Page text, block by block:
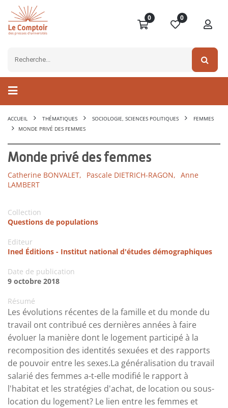
0 0
ACCUEIL THÉMATIQUES SOCIOLOGIE, SCIENCES POLITIQUES
FEMMES
MONDE PRIVÉ DES FEMMES
Monde privé des femmes
Catherine BONVALET, Pascale DIETRICH-RAGON, Anne
LAMBERT
Collection
Questions de populations
Editeur
Ined Éditions - Institut national d'études démographiques
Date de publication
9 octobre 2018
Résumé
Les évolutions récentes de la famille et du monde du
travail ont contribué ces dernières années à faire
évoluer la manière dont le logement participé à la
recomposition des identités sexuées et des rapports
de pouvoir entre les sexes.La généralisation du travail
salarié des femmes a-t-elle modifié le rapport à
l'habitat et les stratégies d'achat, de location ou sous-
location du logement? Le lien entre les femmes et